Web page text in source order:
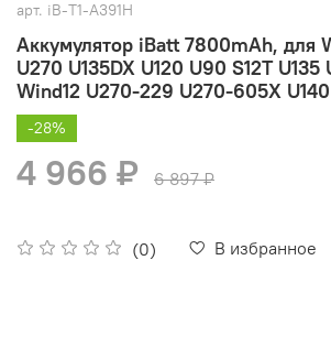
арт. iB-T1-A391H
Аккумулятор iBatt 7800mAh, для
U270 U135DX U120 U90 S12T U135
Wind12 U270-229 U270-605X
(0) В избранное
-28%
4 966 ₽ 6 897 ₽